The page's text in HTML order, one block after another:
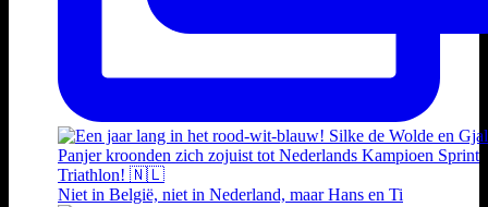
Niet in België, niet in Nederland, maar Hans en Ti